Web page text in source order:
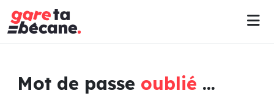
Mot de passe oublié ...